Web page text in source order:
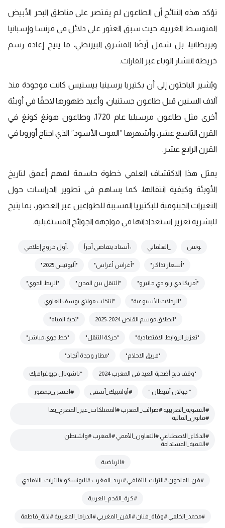
تؤكد هذه النتائج أن الطاعون لم يقتصر على مناطق البحر الأبيض
المتوسط الغربية، حيث سبق العثور على دلائل في فرنسا وإسبانيا
وبريطانيا، بل شمل أيضًا المشرق البيزنطي، ما يتيح إعادة رسم
خريطة انتشار الوباء عبر القارات.
ويُشير الباحثون إلى أن بكتيريا يرسينيا بيستيس كانت موجودة منذ
آلاف السنين قبل طاعون جستنيان، وأعيد ظهورها لاحقًا في أوبئة
أخرى مثل طاعون مرسيليا عام 1720، وطاعون هونغ كونغ في
القرن التاسع عشر، وأشهرها “الموت الأسود” الذي اجتاح أوروبا في
القرن الرابع عشر.
يمثل هذا الاكتشاف العلمي خطوة حاسمة لفهم أعمق لتاريخ
الأوبئة وكيفية انتقالها، كما يساهم في تطوير الدراسات حول
التغيرات الجينومية للبكتيريا المسببة للطواعين عبر العصور، بما يتيح
للبشرية تعزيز استعداداتها في مواجهة الجوائح المستقبلية.
ـونس _العثماني : أستاذ يتقاضى أجراً .أول خروج إعلامي
"أسعار تذاكر" "أغراس أغراس" "أليوتيس 2025"
"أمريكا دي ريو دي جانيرو" "التنقل بين المدن" "الربط الجوي"
"الرحلات الأسبوعية" "انتخاب مولاي يوسف العلوي
"انطلاق موسم القنص 2024-2025 "تحية المياه"
"تعزيز الروابط الاقتصادية" "حركة التنقل" "خط جوي مباشر"
"فريق الاحلام" "مطار وجدة أنجاد"
"وقف ذبح أضحية العيد في المغرب 2024 “ناشونال جيوغرافيك
” جولان أفيطان ” #أولمبيك_آسفي #احسن_جمهور
#التسوية_الضريبية #ضرائب_المغرب #الممتلكات_غير_المصرح_بها
#قانون_المالية
#الذكاء_الاصطناعي #التعاون_الأممي #المغرب #واشنطن
#التنمية_المستدامة
#الرياضية
#فن_الملحون #التراث_الثقافي #بريد_المغرب #اليونسكو #التراث_اللامادي
#كرة_القدم_العربية
#محمد_الخلفي #وفاة_فنان #الفن_المغربي #الدراما_المغربية #لالة_فاطمة